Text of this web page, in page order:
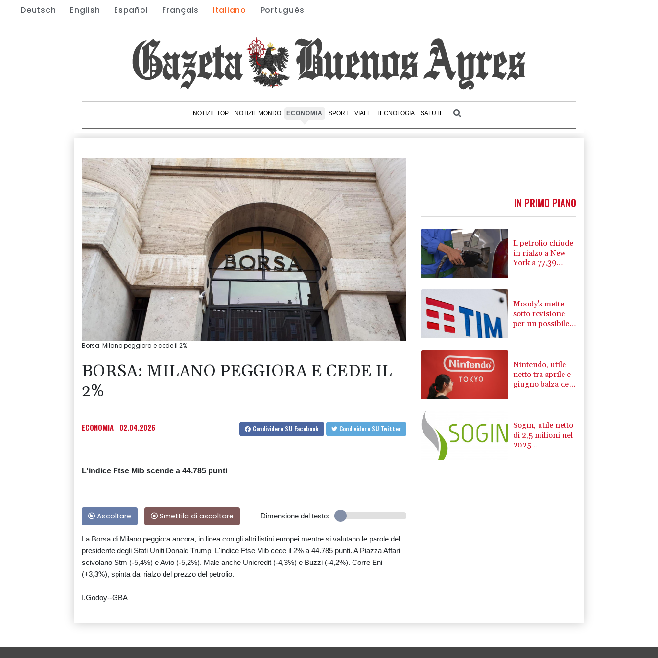
Deutsch English Español Français Italiano Português
NOTIZIE TOP NOTIZIE MONDO ECONOMIA SPORT VIALE TECNOLOGIA SALUTE
Borsa: Milano peggiora e cede il 2%
BORSA: MILANO PEGGIORA E CEDE IL
2%
ECONOMIA 02.04.2026 Condividere SU Facebook Condividere SU Twitter
L'indice Ftse Mib scende a 44.785 punti
Ascoltare Smettila di ascoltare Dimensione del testo:
La Borsa di Milano peggiora ancora, in linea con gli altri listini europei mentre si valutano le parole del
presidente degli Stati Uniti Donald Trump. L'indice Ftse Mib cede il 2% a 44.785 punti. A Piazza Affari
scivolano Stm (-5,4%) e Avio (-5,2%). Male anche Unicredit (-4,3%) e Buzzi (-4,2%). Corre Eni
(+3,3%), spinta dal rialzo del prezzo del petrolio.
I.Godoy--GBA
IN PRIMO PIANO
Il petrolio chiude
in rialzo a New
York a 77,39
Moody's mette
sotto revisione
per un possibile
Nintendo, utile
netto tra aprile e
giugno balza del
Sogin, utile netto
di 2,5 milioni nel
2025.